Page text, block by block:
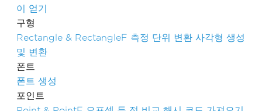
이 얻기
구형
Rectangle & RectangleF 측정 단위 변환 사각형 생성
및 변환
폰트
폰트 생성
포인트